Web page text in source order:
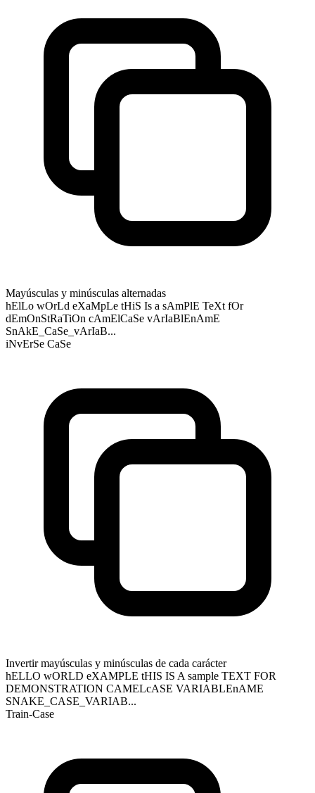
Mayúsculas y minúsculas alternadas
hElLo wOrLd eXaMpLe tHiS Is a sAmPlE TeXt fOr
dEmOnStRaTiOn cAmElCaSe vArIaBlEnAmE
SnAkE_CaSe_vArIaB...
iNvErSe CaSe
Invertir mayúsculas y minúsculas de cada carácter
hELLO wORLD eXAMPLE tHIS IS A sample TEXT FOR
DEMONSTRATION CAMELcASE VARIABLEnAME
SNAKE_CASE_VARIAB...
Train-Case